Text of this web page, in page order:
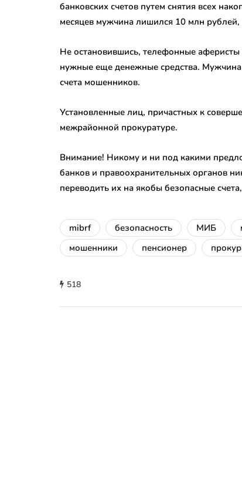
банковских счетов путем снятия всех
месяцев мужчина лишился 10 млн
Не остановившись, телефонные
нужные еще денежные средства.
счета мошенников.
Установленные лиц, причастных к
межрайонной прокуратуре.
Внимание! Никому и ни под какими
банков и правоохранительных органов
переводить их на якобы безопасные
mibrf безопасность МИБ
мошенники
пенсионер
518